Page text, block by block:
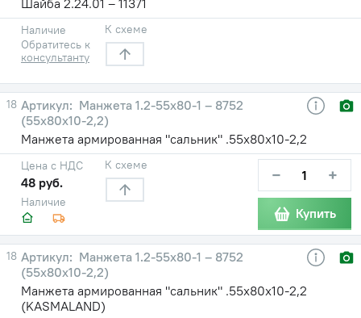
Наличие
Обратитесь к
консультанту
К схеме
18
Манжета 1.2-55х80-1 – 8752
(55х80х10-2,2)
Манжета армированная "сальник" .55х80х10-2,2
Наличие
Цена с НДС
48 руб.
К схеме − +
Купить
18
Манжета 1.2-55х80-1 – 8752
(55х80х10-2,2)
Манжета армированная "сальник" .55х80х10-2,2
(KASMALAND)